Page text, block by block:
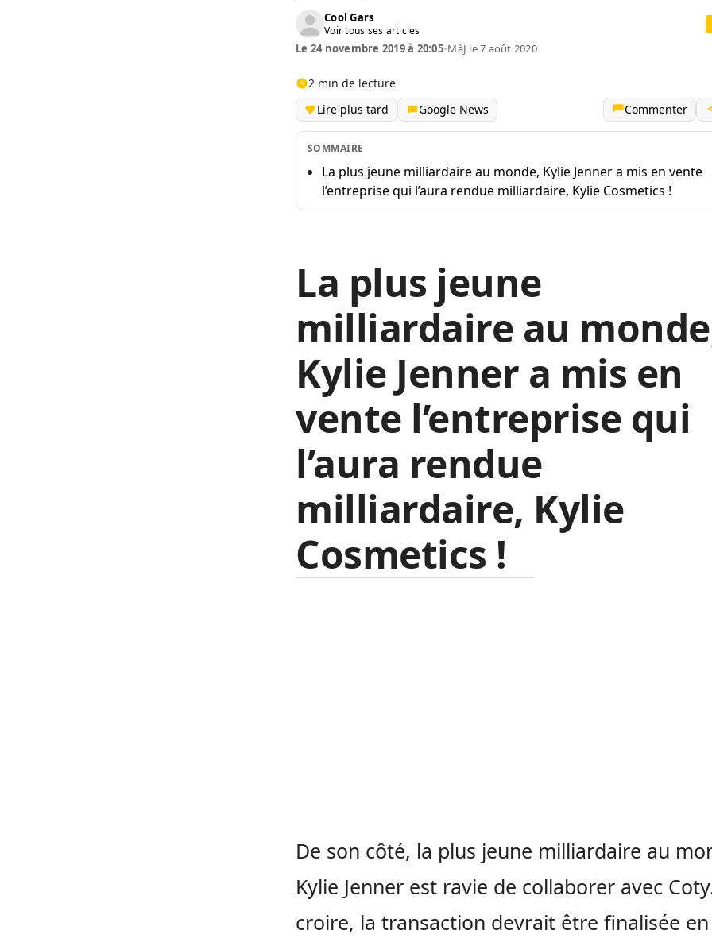
Cool Gars
Voir tous ses articles
Le 24 novembre 2019 à 20:05•MàJ le 7 août 2020
2 min de lecture
Lire plus tard
Google News Commenter
SOMMAIRE
La plus jeune milliardaire au monde, Kylie Jenner a mis en vente
l’entreprise qui l’aura rendue milliardaire, Kylie Cosmetics !
La plus jeune
milliardaire au
Kylie Jenner a mis en
vente l’entreprise qui
l’aura rendue
milliardaire, Kylie
Cosmetics !
De son côté, la plus jeune milliardaire au
Kylie Jenner est ravie de collaborer avec
croire, la transaction devrait être finalisée en